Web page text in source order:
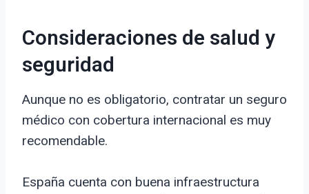
Consideraciones de salud y
seguridad
Aunque no es obligatorio, contratar un seguro
médico con cobertura internacional es muy
recomendable.
España cuenta con buena infraestructura